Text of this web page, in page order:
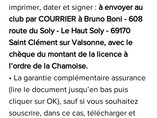
imprimer, dater et signer : à envoyer au
club par COURRIER à Bruno Boni - 608
route du Soly - Le Haut Soly - 69170
Saint Clément sur Valsonne, avec le
chèque du montant de la licence à
l’ordre de la Chamoise.
• La garantie complémentaire assurance
(lire le document jusqu’en bas puis
cliquer sur OK), sauf si vous souhaitez
souscrire, dans ce cas, télécharger et